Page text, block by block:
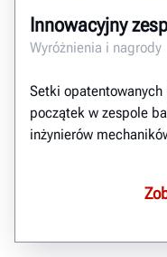
Innowacyjny
Wyróżnienia i nagrody
Setki
początek w zespole
inżynierów